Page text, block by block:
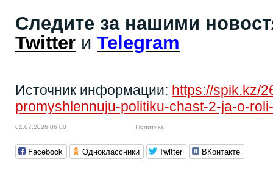
Следите за нашими
Twitter и Telegram
Источник информации: https://spik.kz/
promyshlennuju-politiku-chast-2-ja-o-
01.07.2026 06:00 Политика
Facebook Одноклассники Twitter ВКонтакте